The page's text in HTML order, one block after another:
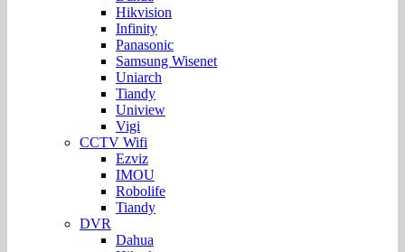
Hikvision
Infinity
Panasonic
Samsung Wisenet
Uniarch
Tiandy
Uniview
Vigi
CCTV Wifi
Ezviz
IMOU
Robolife
Tiandy
DVR
Dahua